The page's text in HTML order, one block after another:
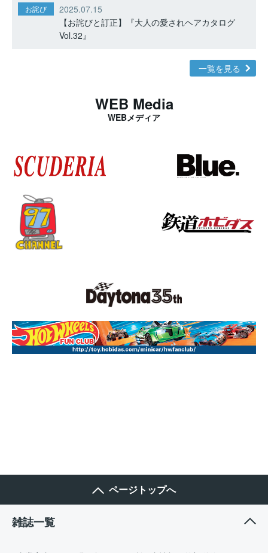
お詫び
2025.07.15
【お詫びと訂正】『大人の愛されヘアカタログ
Vol.32』
一覧を見る
WEB Media
WEBメディア
ページトップへ
雑誌一覧